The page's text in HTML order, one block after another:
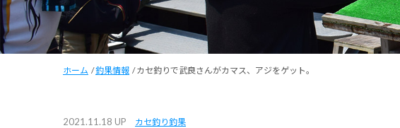
ホーム /釣果情報 /カセ釣りで武良さんがカマス、アジをゲット。
2021.11.18 UP カセ釣り釣果